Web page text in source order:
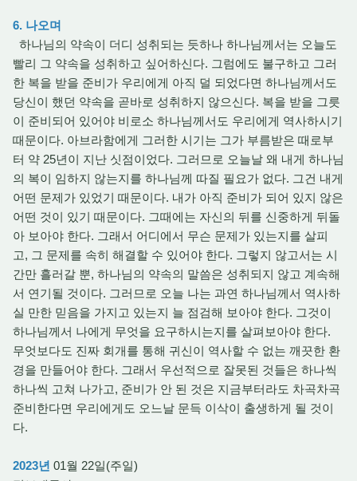
6. 나오며
하나님의 약속이 더디 성취되는 듯하나 하나님께서는 오늘도
빨리 그 약속을 성취하고 싶어하신다. 그럼에도 불구하고 그러
한 복을 받을 준비가 우리에게 아직 덜 되었다면 하나님께서도
당신이 했던 약속을 곧바로 성취하지 않으신다. 복을 받을 그릇
이 준비되어 있어야 비로소 하나님께서도 우리에게 역사하시기
때문이다. 아브라함에게 그러한 시기는 그가 부름받은 때로부
터 약 25년이 지난 싯점이었다. 그러므로 오늘날 왜 내게 하나님
의 복이 임하지 않는지를 하나님께 따질 필요가 없다. 그건 내게
어떤 문제가 있었기 때문이다. 내가 아직 준비가 되어 있지 않은
어떤 것이 있기 때문이다. 그때에는 자신의 뒤를 신중하게 뒤돌
아 보아야 한다. 그래서 어디에서 무슨 문제가 있는지를 살피
고, 그 문제를 속히 해결할 수 있어야 한다. 그렇지 않고서는 시
간만 흘러갈 뿐, 하나님의 약속의 말씀은 성취되지 않고 계속해
서 연기될 것이다. 그러므로 오늘 나는 과연 하나님께서 역사하
실 만한 믿음을 가지고 있는지 늘 점검해 보아야 한다. 그것이
하나님께서 나에게 무엇을 요구하시는지를 살펴보아야 한다.
무엇보다도 진짜 회개를 통해 귀신이 역사할 수 없는 깨끗한 환
경을 만들어야 한다. 그래서 우선적으로 잘못된 것들은 하나씩
하나씩 고쳐 나가고, 준비가 안 된 것은 지금부터라도 차곡차곡
준비한다면 우리에게도 오느날 문득 이삭이 출생하게 될 것이
다.
2023년 01월 22일(주일)